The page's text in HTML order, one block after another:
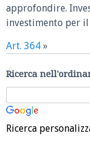
approfondire.
investimento per
Art. 364 »
Ricerca
Ricerca